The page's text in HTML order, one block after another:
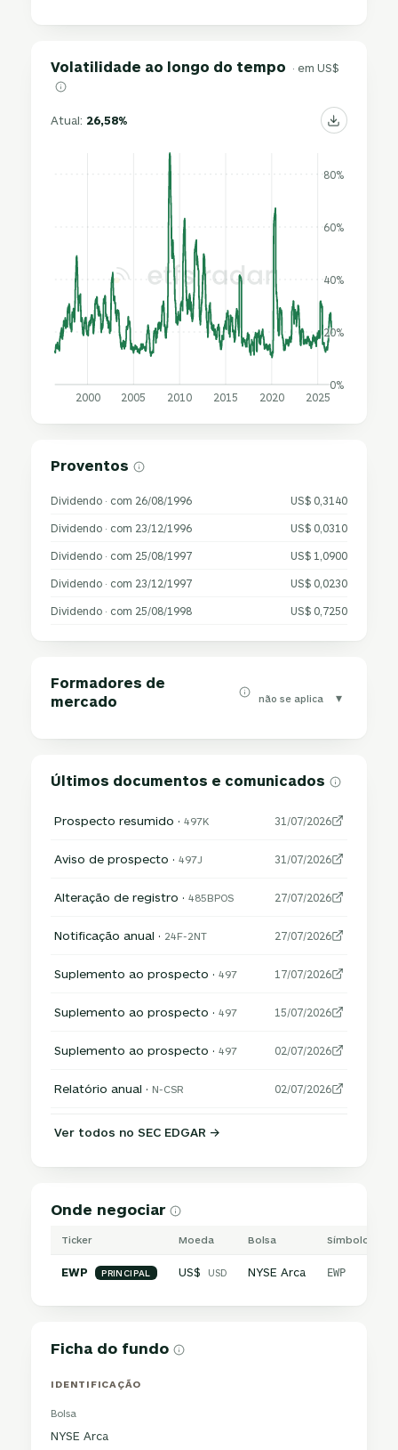
Volatilidade ao longo do tempo · em US$
Atual: 26,58%
0%
20%
40%
60%
80%
2000 2005 2010 2015 2020 2025
Proventos
Dividendo · com 26/08/1996 US$ 0,3140
Dividendo · com 23/12/1996 US$ 0,0310
Dividendo · com 25/08/1997 US$ 1,0900
Dividendo · com 23/12/1997 US$ 0,0230
Dividendo · com 25/08/1998 US$ 0,7250
Formadores de
mercado
não se aplica ▾
Últimos documentos e comunicados
Prospecto resumido ·497K 31/07/2026
Aviso de prospecto ·497J 31/07/2026
Alteração de registro ·485BPOS 27/07/2026
Notificação anual · 24F-2NT 27/07/2026
Suplemento ao prospecto ·497 17/07/2026
Suplemento ao prospecto ·497 15/07/2026
Suplemento ao prospecto ·497 02/07/2026
Relatório anual · N-CSR 02/07/2026
Ver todos no SEC EDGAR →
Onde negociar
Ticker Moeda Bolsa Símbolo
EWP PRINCIPAL US$ USD NYSE Arca EWP
Ficha do fundo
IDENTIFICAÇÃO
Bolsa
NYSE Arca